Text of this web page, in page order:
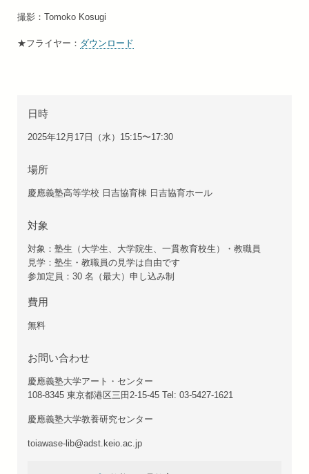
撮影：Tomoko Kosugi
★フライヤー： ダウンロード
日時
2025年12月17日（水）15:15〜17:30
場所
慶應義塾高等学校 日吉協育棟 日吉協育ホール
対象
対象：塾生（大学生、大学院生、一貫教育校生）・教職員
見学：塾生・教職員の見学は自由です
参加定員：30 名（最大）申し込み制
費用
無料
お問い合わせ
慶應義塾大学アート・センター
108-8345 東京都港区三田2-15-45 Tel: 03-5427-1621
慶應義塾大学教養研究センター
toiawase-lib@adst.keio.ac.jp